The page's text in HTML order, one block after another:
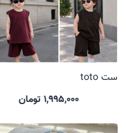
ست toto
1,995,000 تومان